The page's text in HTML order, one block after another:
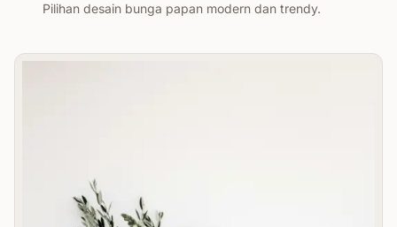
Pilihan desain bunga papan modern dan trendy.